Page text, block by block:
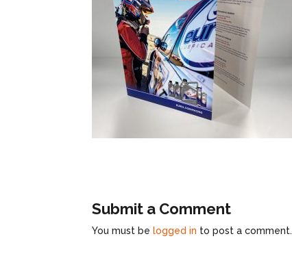
Submit a Comment
You must be logged in to post a comment.